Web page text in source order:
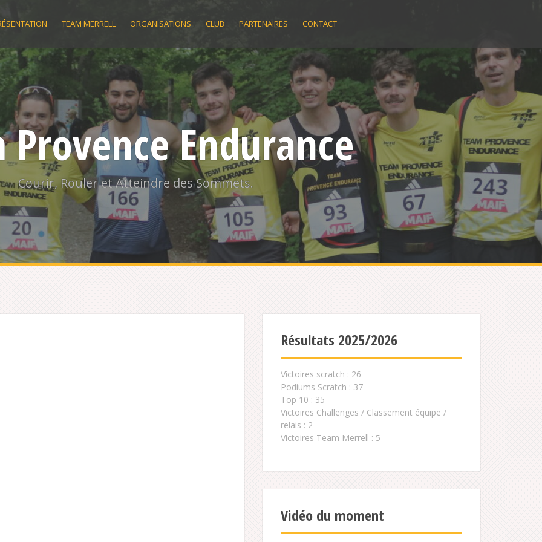
TEAM MERRELL ORGANISATIONS CLUB PARTENAIRES CONTACT
Provence Endurance
Courir, Rouler et Atteindre des Sommets.
Résultats 2025/2026
Victoires scratch : 26
Podiums Scratch : 37
Top 10 : 35
Victoires Challenges / Classement équipe /
relais : 2
Victoires Team Merrell : 5
Vidéo du moment